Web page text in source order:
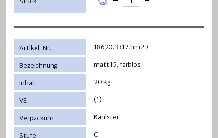
18620.3312.hm20
matt 15, farblos
20 Kg
(1)
Kanister
C